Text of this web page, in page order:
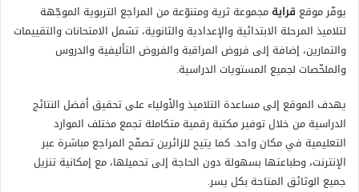
يوفّر موقع قرايةمجموعة ثرية ومتنوّعة من المراجع التربوية الموجّهة
لتلاميذ المرحلة الابتدائية والإعدادية والثانوية، تشمل الامتحانات والتقييمات
والتمارين، إضافة إلى فروض المراقبة والفروض التأليفية والدروس
والملخّصات لجميع المستويات الدراسية.
يهدف الموقع إلى مساعدة التلاميذ والأولياء على تحقيق أفضل النتائج
الدراسية من خلال توفير مكتبة رقمية متكاملة تجمع مختلف الموارد
التعليمية في مكان واحد. كما يتيح للزائرين تصفّح المراجع مباشرة عبر
الإنترنت، وطباعتها بسهولة دون الحاجة إلى تحميلها، مع إمكانية تنزيل
جميع الوثائق المتاحة بكل يسر.